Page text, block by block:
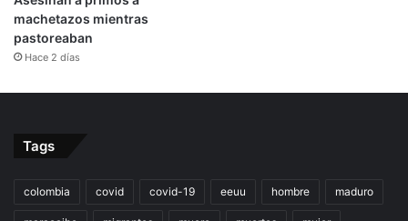
machetazos mientras
pastoreaban
Hace 2 días
Tags
colombia covid covid-19 eeuu hombre maduro